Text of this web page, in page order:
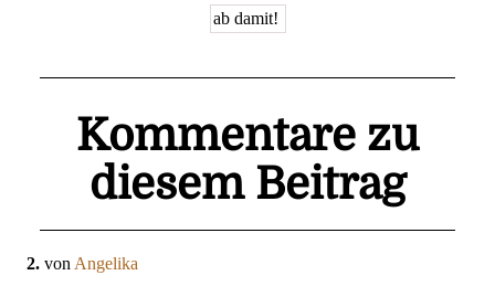
Kommentare zu
diesem Beitrag
2. von Angelika